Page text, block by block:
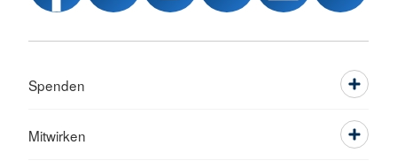
Spenden
Mitwirken